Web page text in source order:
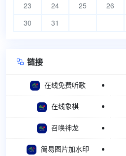
23
24 25 26
30
31
 链接
在线免费听歌
在线象棋
召唤神龙
简易图片加水印